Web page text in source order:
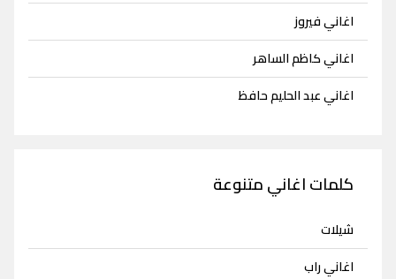
اغاني فيروز
اغاني كاظم الساهر
اغاني عبد الحليم حافظ
كلمات اغاني متنوعة
شيلات
اغاني راب